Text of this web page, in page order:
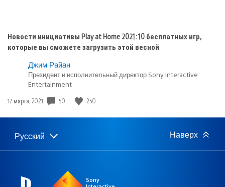
Новости инициативы Play at Home 2021: 10 бесплатных игр,
которые вы сможете загрузить этой весной
Джим Райан
Президент и исполнительный директор Sony Interactive
Entertainment
Дата
17 марта, 2021 50 250
Выбор
региона
Выбранный
регион:
Русский Наверх
Sony